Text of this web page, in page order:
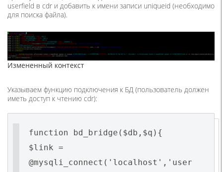
userfield в cdr и добавить к имени записи uniqueid (необходимо
для поиска файла).
Измененный контекст
Указываем функцию подключения к БД (пользователь должен
иметь доступ к чтению cdr):
function bd_bridge($db,$q){
$link =
@mysqli_connect('localhost','user